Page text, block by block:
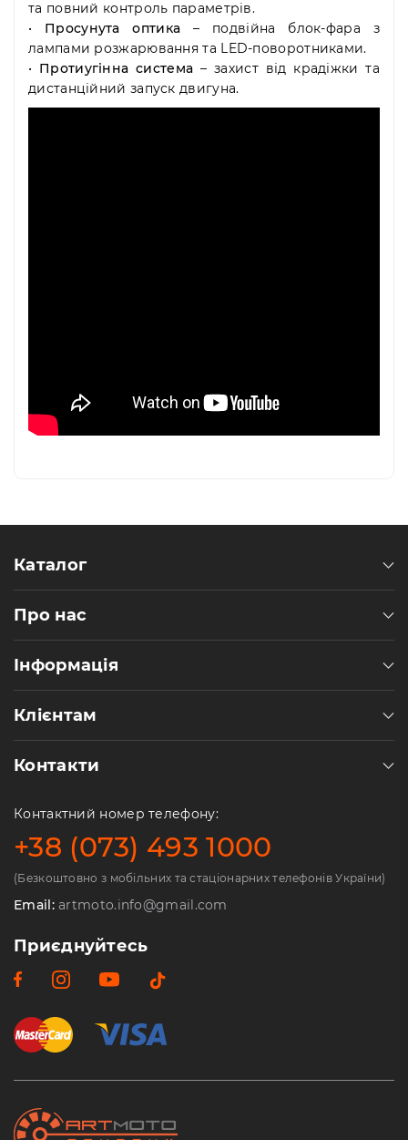
та повний контроль параметрів.
• Просунута оптика – подвійна блок-фара з
лампами розжарювання та LED-поворотниками.
• Протиугінна система – захист від крадіжки та
дистанційний запуск двигуна.
Каталог
Про нас
Інформація
Клієнтам
Контакти
Контактний номер телефону:
+38 (073) 493 1000
(Безкоштовно з мобільних та стаціонарних телефонів України)
Email:artmoto.info@gmail.com
Приєднуйтесь